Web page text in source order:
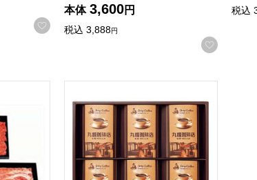
お気に入りに登録する
本体 3,600円
税込 3,888円
お気に
税込